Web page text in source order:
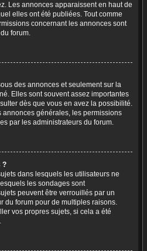
Les annonces apparaissent en haut de
elles ont été publiées. Tout comme
concernant les annonces sont
forum.
des annonces et seulement sur la
Elles sont souvent assez importantes
dès que vous en avez la possibilité.
annonces générales, les permissions
par les administrateurs du forum.
?
dans lesquels les utilisateurs ne
les sondages sont
peuvent être verrouillés par un
du forum pour de multiples raisons.
vos propres sujets, si cela a été